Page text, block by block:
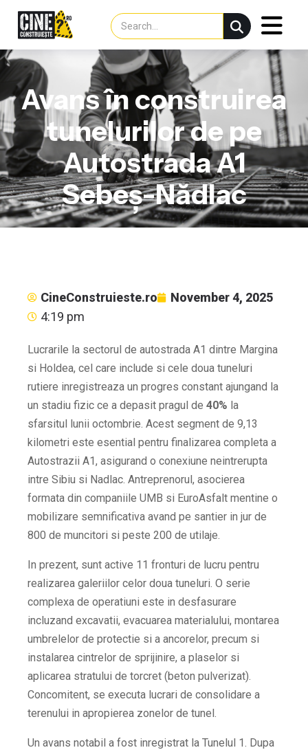
Avans în construirea
tunelurilor de pe
Autostrada A1
Sebeș-Nădlac
CineConstruieste.ro
November 4, 2025
4:19 pm
Lucrarile la sectorul de autostrada A1 dintre Margina
si Holdea, cel care include si cele doua tuneluri
rutiere inregistreaza un progres constant ajungand la
un stadiu fizic ce a depasit pragul de 40% la
sfarsitul lunii octombrie. Acest segment de 9,13
kilometri este esential pentru finalizarea completa a
Autostrazii A1, asigurand o conexiune neintrerupta
intre Sibiu si Nadlac. Antreprenorul, asocierea
formata din companiile UMB si EuroAsfalt mentine o
mobilizare semnificativa avand pe santier in jur de
800 de muncitori si peste 200 de utilaje.
In prezent, sunt active 11 fronturi de lucru pentru
realizarea galeriilor celor doua tuneluri. O serie
complexa de operatiuni este in desfasurare
incluzand excavatii, evacuarea materialului, montarea
umbrelelor de protectie si a ancorelor, precum si
instalarea cintrelor de sprijinire, a plaselor si
aplicarea stratului de torcret (beton pulverizat).
Concomitent, se executa lucrari de consolidare a
terenului in apropierea zonelor de tunel.
Un avans notabil a fost inregistrat la Tunelul 1. Dupa